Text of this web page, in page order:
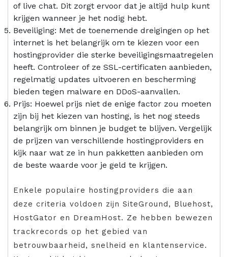
of live chat. Dit zorgt ervoor dat je altijd hulp kunt
krijgen wanneer je het nodig hebt.
Beveiliging: Met de toenemende dreigingen op het
internet is het belangrijk om te kiezen voor een
hostingprovider die sterke beveiligingsmaatregelen
heeft. Controleer of ze SSL-certificaten aanbieden,
regelmatig updates uitvoeren en bescherming
bieden tegen malware en DDoS-aanvallen.
Prijs: Hoewel prijs niet de enige factor zou moeten
zijn bij het kiezen van hosting, is het nog steeds
belangrijk om binnen je budget te blijven. Vergelijk
de prijzen van verschillende hostingproviders en
kijk naar wat ze in hun pakketten aanbieden om
de beste waarde voor je geld te krijgen.
Enkele populaire hostingproviders die aan
deze criteria voldoen zijn SiteGround, Bluehost,
HostGator en DreamHost. Ze hebben bewezen
trackrecords op het gebied van
betrouwbaarheid, snelheid en klantenservice.